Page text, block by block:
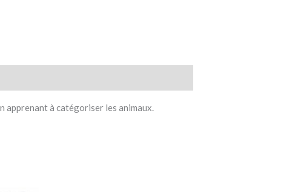
apprenant à catégoriser les animaux.